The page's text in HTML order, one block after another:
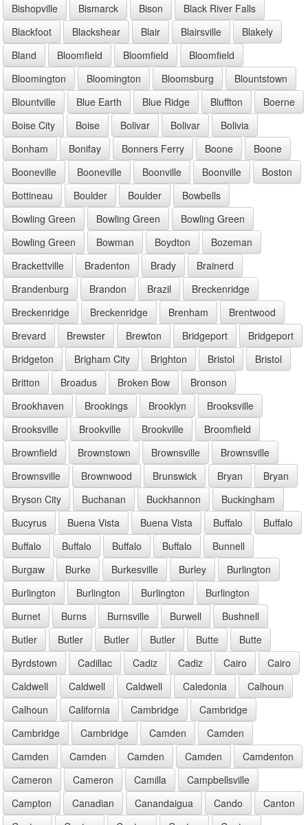
Bishopville
Bismarck Bison
Black River Falls
Blackfoot
Blackshear Blair Blairsville
Blakely
Bland
Bloomfield Bloomfield
Bloomfield
Bloomington
Bloomington Bloomsburg
Blountstown
Blountville
Blue Earth Blue Ridge Bluffton
Boerne
Boise City
Boise Bolivar Bolivar
Bolivia
Bonham
Bonifay Bonners Ferry Boone
Boone
Booneville
Booneville Boonville Boonville
Boston
Bottineau
Boulder Boulder
Bowbells
Bowling Green
Bowling Green
Bowling Green
Bowling Green
Bowman Boydton
Bozeman
Brackettville
Bradenton Brady
Brainerd
Brandenburg
Brandon Brazil
Breckenridge
Breckenridge
Breckenridge Brenham
Brentwood
Brevard
Brewster Brewton Bridgeport
Bridgeport
Bridgeton
Brigham City Brighton Bristol
Bristol
Britton
Broadus Broken Bow
Bronson
Brookhaven
Brookings Brooklyn
Brooksville
Brooksville
Brookville Brookville
Broomfield
Brownfield
Brownstown Brownsville
Brownsville
Brownsville
Brownwood Brunswick Bryan
Bryan
Bryson City
Buchanan Buckhannon
Buckingham
Bucyrus
Buena Vista Buena Vista Buffalo
Buffalo
Buffalo
Buffalo Buffalo Buffalo
Bunnell
Burgaw
Burke Burkesville Burley
Burlington
Burlington
Burlington Burlington
Burlington
Burnet
Burns Burnsville Burwell
Bushnell
Butler
Butler Butler Butler Butte
Butte
Byrdstown
Cadillac Cadiz Cadiz Cairo
Cairo
Caldwell
Caldwell Caldwell Caledonia
Calhoun
Calhoun
California Cambridge
Cambridge
Cambridge
Cambridge Camden
Camden
Camden
Camden Camden Camden
Camdenton
Cameron
Cameron Camilla
Campbellsville
Campton
Canadian Canandaigua Cando
Canton